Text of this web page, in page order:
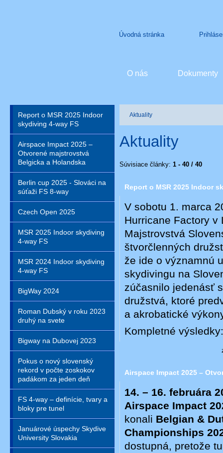
Úvodná stránka
O nás Dokumenty
Report o MSR 2025 Indoor
skydiving 4-way FS
Airspace Impact 2025 –
Otvorené majstrovstvá
Belgicka a Holandska
Berlin cup 2025 - Slováci na
súťaži FS 8-way
Czech Open 2025
MSR 2025 Indoor skydiving
4-way FS
MSR 2024 Indoor skydiving
4-way FS
BigWay 2024
Roman Dubský v roku 2023
druhý na svete
Bigway na Dubovej 2023
Pokus o nový slovenský
rekord v počte zoskokov
padákom za jeden deň
FS 4-way – definície, tvary a
bloky pre tunel
Januárové úspechy Skydive
University Slovakia
Aktuality
Aktuality
Súvisiace články: 1 - 40 / 40
Report o MSR 2025 Indoor
V sobotu 1. marca
Hurricane Factory
Majstrovstvá
štvorčlenných
že ide o významnú
skydivingu na
zúčasnilo jedenásť
družstvá, ktoré
a akrobatické
Kompletné
Airspace Impact 2025 –
14. – 16. februára
Airspace Impact
konali Belgian &
Championships
dostupná, pretože